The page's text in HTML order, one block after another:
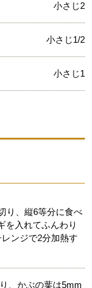
小さじ2
小さじ1/2
小さじ1
り、縦6等分に食べ
を入れてふんわり
ンジで2分加熱す
、かぶの葉は5mm